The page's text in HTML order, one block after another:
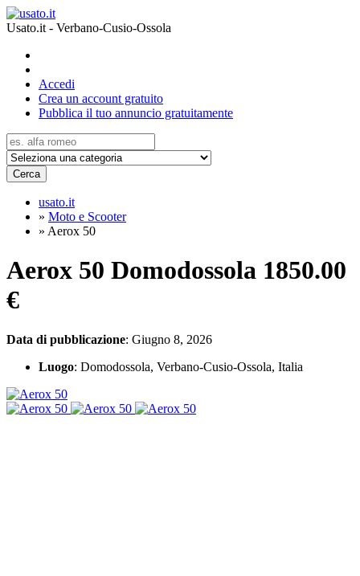
Usato.it - Verbano-Cusio-Ossola
Accedi
Crea un account gratuito
Pubblica il tuo annuncio gratuitamente
Cerca
usato.it
» Moto e Scooter
» Aerox 50
Aerox 50 Domodossola 1850.00
€
Data di pubblicazione: Giugno 8, 2026
Luogo: Domodossola, Verbano-Cusio-Ossola, Italia